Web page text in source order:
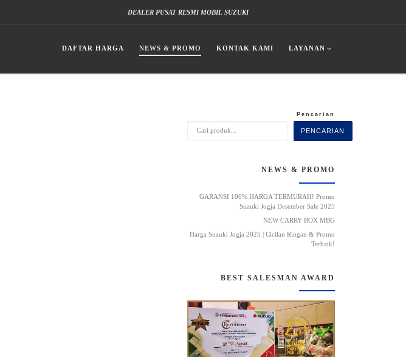
DEALER PUSAT RESMI MOBIL SUZUKI
DAFTAR HARGA NEWS & PROMO KONTAK KAMI LAYANAN
Pencarian
PENCARIAN
NEWS & PROMO
GARANSI 100% HARGA TERMURAH! Promo
Suzuki Jogja Desember Sale 2025
NEW CARRY BOX MBG
Harga Suzuki Jogja 2025 | Cicilan Ringan & Promo
Terbaik!
BEST SALESMAN AWARD